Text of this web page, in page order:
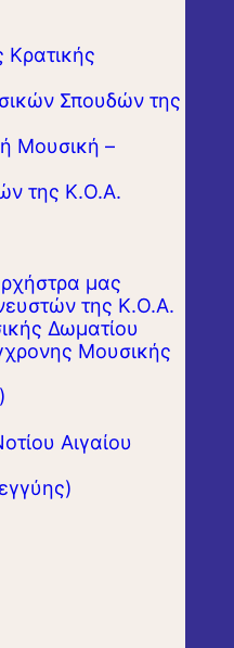
Κρατικής
Σπουδών της
Μουσική –
της Κ.Ο.Α.
μας
της Κ.Ο.Α.
Δωματίου
Μουσικής
Αιγαίου
προκηρύσσει
μίας θέσης
των
τρομπόνι με
με εξάμηνη
δυνατότητα
από τις διατάξεις
3833/2010, 4 παρ. 1
28/2009, 10 παρ.